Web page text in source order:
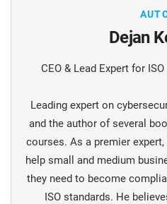
Dejan
CEO & Lead Expert for
Leading expert on
and the author of several
courses. As a premier
help small and medium
they need to become
ISO standards. He